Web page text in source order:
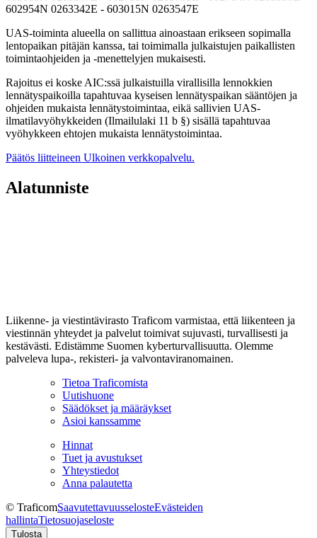
602954N 0263342E - 603015N 0263547E
UAS-toiminta alueella on sallittua ainoastaan erikseen sopimalla
lentopaikan pitäjän kanssa, tai toimimalla julkaistujen paikallisten
toimintaohjeiden ja -menettelyjen mukaisesti.
Rajoitus ei koske AIC:ssä julkaistuilla virallisilla lennokkien
lennätyspaikoilla tapahtuvaa kyseisen lennätyspaikan sääntöjen ja
ohjeiden mukaista lennätystoimintaa, eikä sallivien UAS-
ilmatilavyöhykkeiden (Ilmailulaki 11 b §) sisällä tapahtuvaa
vyöhykkeen ehtojen mukaista lennätystoimintaa.
Päätös liitteineen Ulkoinen verkkopalvelu.
Alatunniste
Liikenne- ja viestintävirasto Traficom varmistaa, että liikenteen ja
viestinnän yhteydet ja palvelut toimivat sujuvasti, turvallisesti ja
kestävästi. Edistämme Suomen kyberturvallisuutta. Olemme
palveleva lupa-, rekisteri- ja valvontaviranomainen.
Tietoa Traficomista
Uutishuone
Säädökset ja määräykset
Asioi kanssamme
Hinnat
Tuet ja avustukset
Yhteystiedot
Anna palautetta
© TraficomSaavutettavuusselosteEvästeiden
hallintaTietosuojaseloste
Tulosta